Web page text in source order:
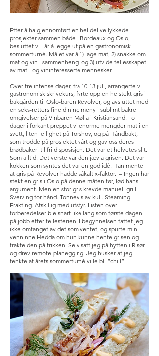
Etter å ha gjennomført en hel del vellykkede
prosjekter sammen både i Bordeaux og Oslo,
besluttet vi i år å legge ut på en gastronomisk
sommerturné. Målet var å 1) lage mat, 2) snakke om
mat og vin i sammenheng, og 3) utvide fellesskapet
av mat - og vininteresserte mennesker.
Over tre intense dager, fra 10-13.juli, arrangerte vi
gastronomisk skrivekurs, fyrte opp en helstekt gris i
bakgården til Oslo-baren Revolver, og avsluttet med
en seks-retters fine dining meny i sublimt bakre
omgivelser på Vinbaren Mølla i Kristiansand. To
dager i forkant preppet vi enorme mengder mat i en
svett, liten leilighet på Torshov, og på Håndbakt,
som trodde på prosjektet vårt og gav oss deres
brødbakeri til fri disposisjon. Det var et helvetes slit.
Som alltid. Det verste var den jævla grisen. Det var
kokken som syntes det var en god idé. Han mente
at gris på Revolver hadde såkalt x-faktor. – Ingen har
stekt en gris i Oslo på denne måten før, lød hans
argument. Men en stor gris krevde manuell grill.
Sveiving for hånd. Tonnevis av kull. Steaming.
Frakting. Atskillig med utstyr. Listen over
forberedelser ble snart like lang som første dagen
på jobb etter fellesferien. I begynnelsen fattet jeg
ikke omfanget av det som ventet, og spurte min
venninne Hedda om hun kunne hente grisen og
frakte den på trikken. Selv satt jeg på hytten i Risør
og drev remote-planegging. Jeg husker at jeg
tenkte at årets sommerturné ville bli “chill”.